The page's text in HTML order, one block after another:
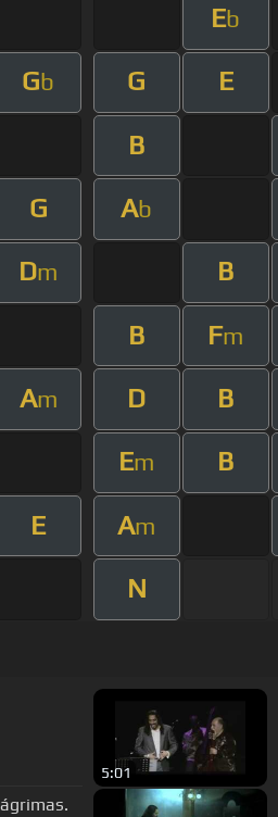
Eb
Gb G E
B
G Ab
Dm B
B Fm
Am D B
Em B
E Am
N
5:01